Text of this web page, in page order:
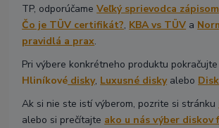
TP, odporúčameVeľký sprievodca
Čo je TÜV certifikát?, KBA vs TÜV a
pravidlá a prax.
Pri výbere konkrétneho produktu
Hliníkové disky, Luxusné diskyalebo
Ak si nie ste istí výberom, pozrite si stránku
alebo si prečítajte ako u nás výber diskov